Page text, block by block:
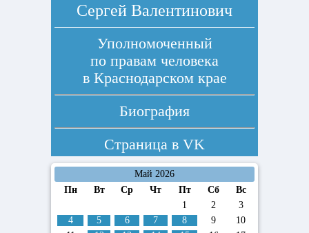
Сергей Валентинович
Уполномоченный
по правам человека
в Краснодарском крае
Биография
Страница в VK
Май 2026
Пн
Вт Ср Чт Пт Сб
Вс
1
2
3
4
5 6 7 8 9
10